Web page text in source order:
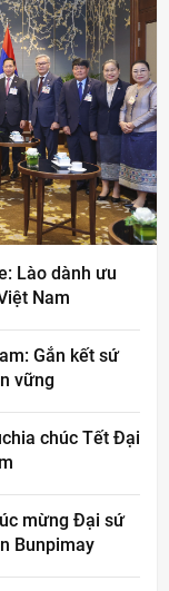
Lào dành ưu
Nam
Gắn kết sứ
vững
chúc Tết Đại
mừng Đại sứ
Bunpimay